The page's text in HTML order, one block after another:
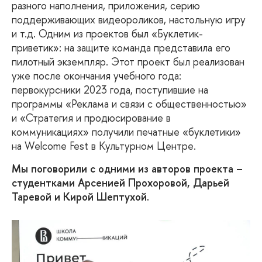
разного наполнения, приложения, серию
поддерживающих видеороликов, настольную игру
и т.д. Одним из проектов был «Буклетик-
приветик»: на защите команда представила его
пилотный экземпляр. Этот проект был реализован
уже после окончания учебного года:
первокурсники 2023 года, поступившие на
программы «Реклама и связи с общественностью»
и «Стратегия и продюсирование в
коммуникациях» получили печатные «буклетики»
на Welcome Fest в Культурном Центре.
Мы поговорили с одними из авторов проекта –
студентками Арсенией Прохоровой, Дарьей
Таревой и Кирой Шептухой.